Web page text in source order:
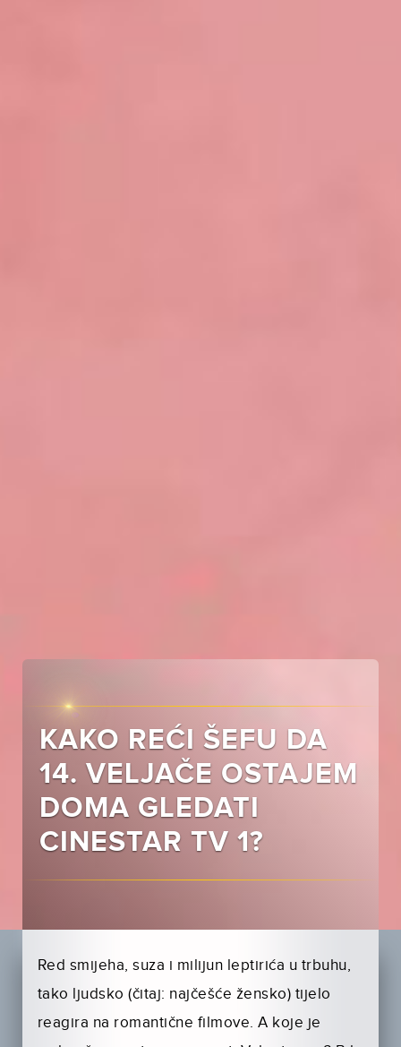
KAKO REĆI ŠEFU DA
14. VELJAČE OSTAJEM
DOMA GLEDATI
CINESTAR TV 1?
Red smijeha, suza i milijun leptirića u trbuhu,
tako ljudsko (čitaj: najčešće žensko) tijelo
reagira na romantične filmove. A koje je